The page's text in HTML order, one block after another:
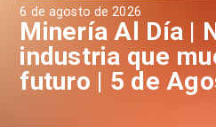
6 de agosto de 2026
Minería Al Día |
industria que
futuro | 5 de